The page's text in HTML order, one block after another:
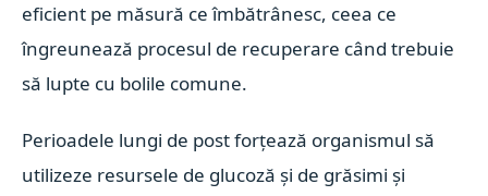
eficient pe măsură ce îmbătrânesc, ceea ce
îngreunează procesul de recuperare când trebuie
să lupte cu bolile comune.
Perioadele lungi de post forțează organismul să
utilizeze resursele de glucoză și de grăsimi și